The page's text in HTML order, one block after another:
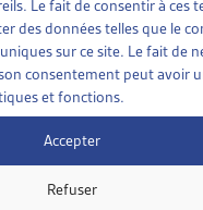
Le fait de consentir à ces
des données telles que le
sur ce site. Le fait de
consentement peut avoir
et fonctions.
Accepter
Refuser
des prestations de
perçoivent une
un bénéficiaire sur
rentes de
eux.